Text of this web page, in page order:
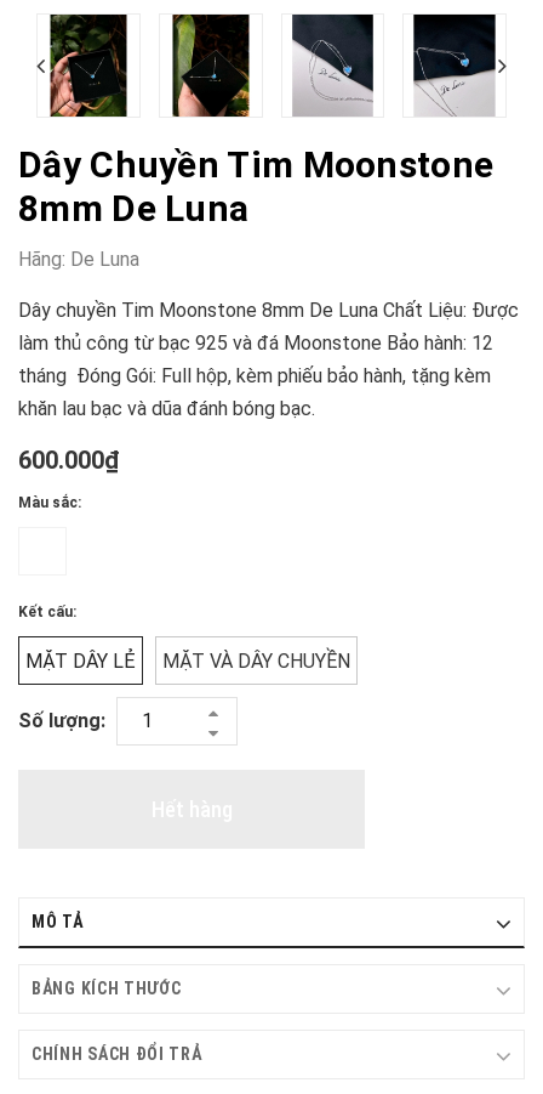
Dây Chuyền Tim Moonstone
8mm De Luna
Hãng: De Luna
Dây chuyền Tim Moonstone 8mm De Luna Chất Liệu: Được
làm thủ công từ bạc 925 và đá Moonstone Bảo hành: 12
tháng Đóng Gói: Full hộp, kèm phiếu bảo hành, tặng kèm
khăn lau bạc và dũa đánh bóng bạc.
600.000₫
Màu sắc:
Kết cấu:
MẶT DÂY LẺ MẶT VÀ DÂY CHUYỀN
Số lượng:
MÔ TẢ
BẢNG KÍCH THƯỚC
CHÍNH SÁCH ĐỔI TRẢ